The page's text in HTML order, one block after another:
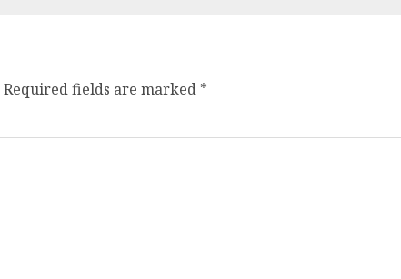
Required fields are marked *